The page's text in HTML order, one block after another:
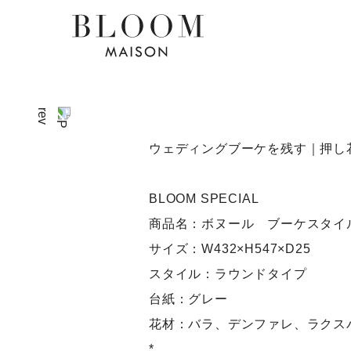
ウェディングブーケを残す｜押し
BLOOM SPECIAL
商品名：ボヌール ブーケスタイ
サイズ：W432×H547×D25
スタイル：ラウンドタイプ
台紙：グレー
花材：バラ、デンファレ、ラク